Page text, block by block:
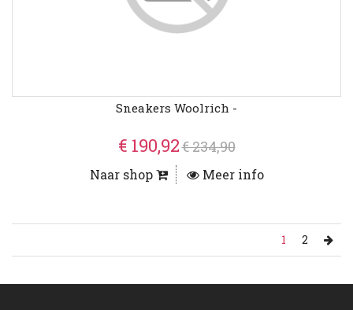
Sneakers Woolrich -
€ 190,92€ 234,90
Naar shop Meer info
1 2